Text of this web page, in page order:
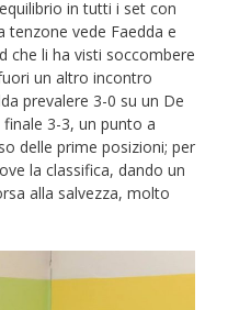
in tutti i set con
tenzone vede Faedda e
che li ha visti soccombere
un altro incontro
prevalere 3-0 su un De
3-3, un punto a
delle prime posizioni; per
la classifica, dando un
alla salvezza, molto